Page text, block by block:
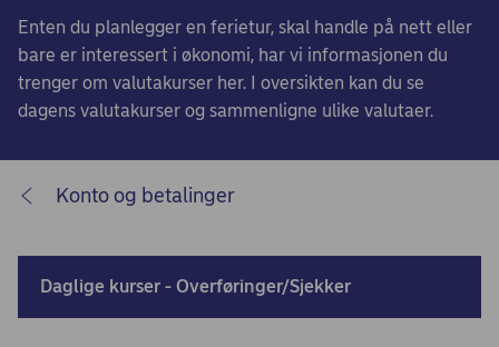
Enten du planlegger en ferietur, skal handle på nett eller
bare er interessert i økonomi, har vi informasjonen du
trenger om valutakurser her. I oversikten kan du se
dagens valutakurser og sammenligne ulike valutaer.
Konto og betalinger
Daglige kurser - Overføringer/Sjekker